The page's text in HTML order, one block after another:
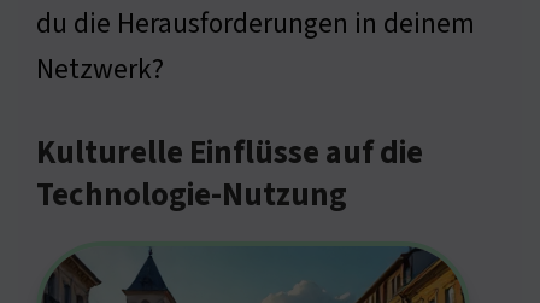
du die Herausforderungen in deinem
Netzwerk?
Kulturelle Einflüsse auf die
Technologie-Nutzung